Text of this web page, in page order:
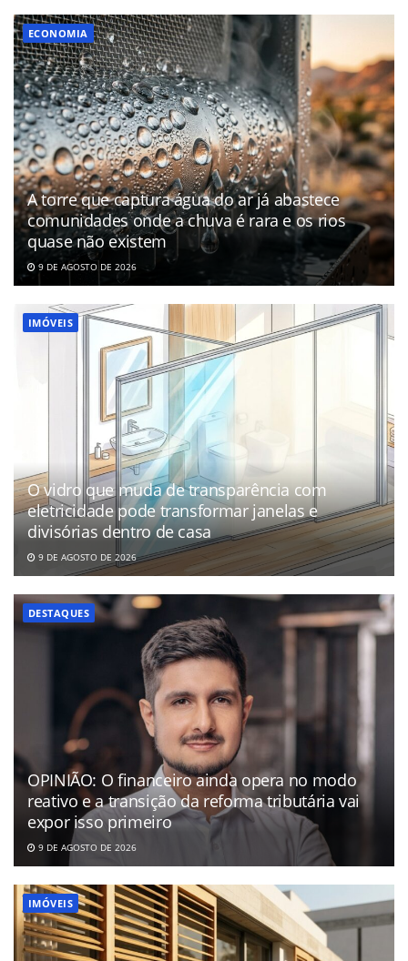
ECONOMIA
A torre que captura água do ar já abastece
comunidades onde a chuva é rara e os rios
quase não existem
9 DE AGOSTO DE 2026
IMÓVEIS
O vidro que muda de transparência com
eletricidade pode transformar janelas e
divisórias dentro de casa
9 DE AGOSTO DE 2026
DESTAQUES
OPINIÃO: O financeiro ainda opera no modo
reativo e a transição da reforma tributária vai
expor isso primeiro
9 DE AGOSTO DE 2026
IMÓVEIS